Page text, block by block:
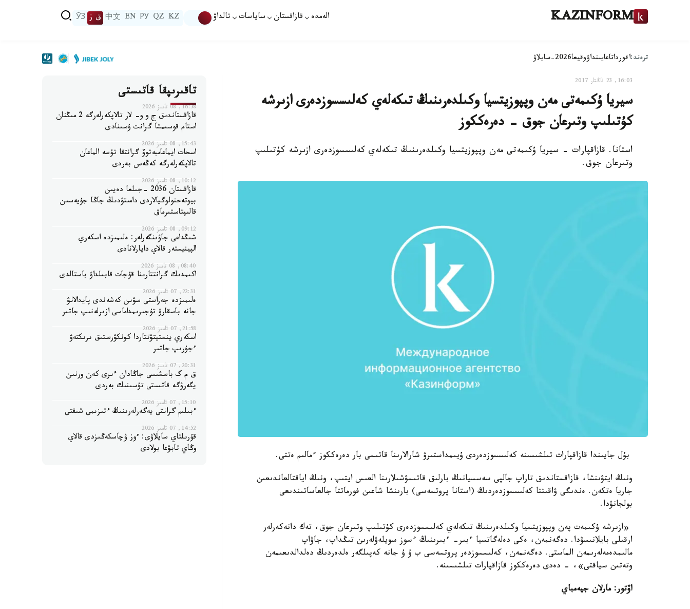
KAZINFORM الەمدە قازاقستان ساياسات تالداۋ KZ
QZ
РУ
EN
中文 ق ز ЎЗ
ترەند:اقورداتاعايىنداۋوقيعا2026-سايلاۋ
16:03, 23 قاڭتار 2017
سيريا ۇكىمەتى مەن وپپوزيتسيا وكىلدەرىنىڭ تىكەلەي كەلىسسوزدەرى ازىرشە
كۇتىلىپ وتىرعان جوق - دەرەككوز
استانا. قازاقپارات - سيريا ۇكىمەتى مەن وپپوزيتسيا وكىلدەرىنىڭ تىكەلەي كەلىسسوزدەرى ازىرشە كۇتىلىپ
وتىرعان جوق.
بۇل جايىندا قازاقپارات تىلشىسىنە كەلىسسوزدەردى ۇيىمداستىرۋ شارالارىنا قاتىسى بار دەرەككوز ءمالىم ەتتى.
ونىڭ ايتۋىنشا، قازاقستاندىق تاراپ جالپى سەسسيانىڭ بارلىق قاتىسۋشىلارىنا العىس ايتىپ، ونىڭ اياقتالعاندىعىن
جاريا ەتكەن. ەندىگى ۋاقىتتا كەلىسسوزدەردىڭ (استانا پروتسەسى) بارىنشا شاعىن فورماتتا جالعاساتىندىعى
بولجانۋدا.
«ازىرشە ۇكىمەت پەن وپپوزيتسيا وكىلدەرىنىڭ تىكەلەي كەلىسسوزدەرى كۇتىلىپ وتىرعان جوق، تەك دانەكەرلەر
ارقىلى بايلانىسۋدا. دەگەنمەن، ەكى دەلەگاتسيا ءبىر- ءبىرىنىڭ ءسوز سويلەۋلەرىن تىڭداپ، جاۋاپ
مالىمدەمەلەرىمەن الماستى. دەگەنمەن، كەلىسسوزدەر پروتسەسى ب ۇ ۇ جانە كەپىلگەر ەلدەردىڭ دەلدالدىعىمەن
وتەتىن سياقتى»، - دەدى دەرەككوز قازاقپارات تىلشىسىنە.
اۆتور: مارلان جيەمباي
تاقىرىپقا قاتىستى
16:38, 08 تامىز 2026
قازاقستاندىق ج و و- لار تالاپكەرلەرگە 2 مىڭنان
استام قوسىمشا گرانت ۇسىنادى
15:43, 08 تامىز 2026
اسحات ايماعامبەتوۆ گرانتقا تۇسە الماعان
تالاپكەرلەرگە كەڭەس بەردى
10:12, 08 تامىز 2026
قازاقستان 2036 -جىلعا دەيىن
بيوتەحنولوگيالاردى دامىتۋدىڭ جاڭا جۇيەسىن
قالىپتاستىرماق
09:12, 08 تامىز 2026
شىڭداعى جاۋىنگەرلەر: ەلىمىزدە اسكەري
الپينيستەر قالاي دايارلانادى
08:40, 08 تامىز 2026
اكىمدىك گرانتتارىنا قۇجات قابىلداۋ باستالدى
22:31, 07 تامىز 2026
ەلىمىزدە جەراستى سۋىن كەشەندى پايدالانۋ
جانە باسقارۋ تۇجىرىمداماسى ازىرلەنىپ جاتىر
21:58, 07 تامىز 2026
اسكەري ينستيتۋتتاردا كونكۋرستىق ىرىكتەۋ
ءجۇرىپ جاتىر
20:31, 07 تامىز 2026
ق م گ باسشىسى جاڭادان ءىرى كەن ورنىن
يگەرۋگە قاتىستى تۇسىنىك بەردى
15:10, 07 تامىز 2026
ءبىلىم گرانتى يەگەرلەرىنىڭ ءتىزىمى شىقتى
14:52, 07 تامىز 2026
قۇرىلتاي سايلاۋى: ءوز ۋچاسكەڭىزدى قالاي
وڭاي تابۋعا بولادى